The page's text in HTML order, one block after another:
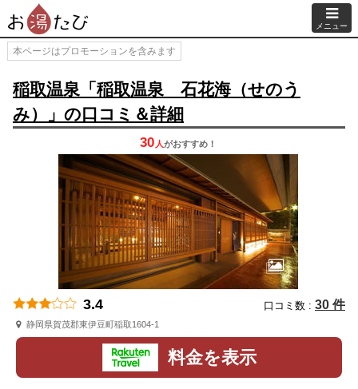
メニュー
本ページはプロモーションを含みます
稲取温泉「稲取温泉 石花海（せのう
み）」の口コミ＆詳細
30 人がおすすめ！
3.4 口コミ数 : 30 件
静岡県賀茂郡東伊豆町稲取1604-1
料金を表示